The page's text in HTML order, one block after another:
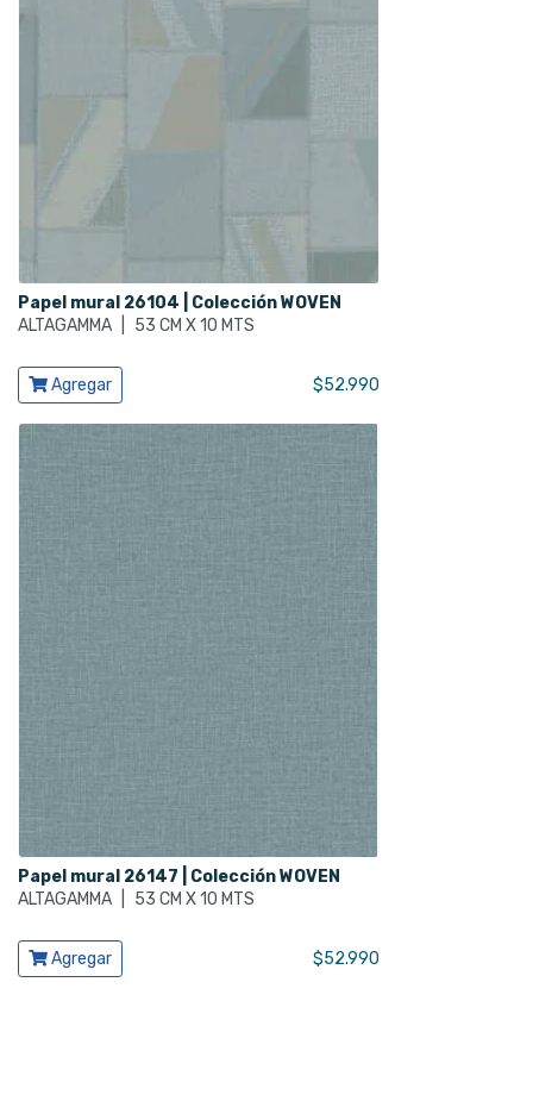
Papel mural 26104 | Colección WOVEN
ALTAGAMMA
53 CM X 10 MTS
Ver producto
Agregar $52.990
Papel mural 26147 | Colección WOVEN
ALTAGAMMA
53 CM X 10 MTS
Ver producto
Agregar $52.990